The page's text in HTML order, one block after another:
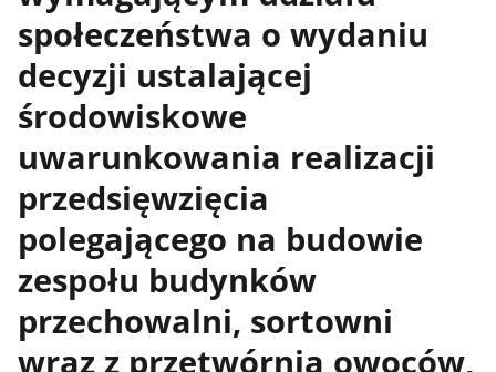
społeczeństwa o wydaniu
decyzji ustalającej
środowiskowe
uwarunkowania realizacji
przedsięwzięcia
polegającego na budowie
zespołu budynków
przechowalni, sortowni
wraz z przetwórnią owoców,